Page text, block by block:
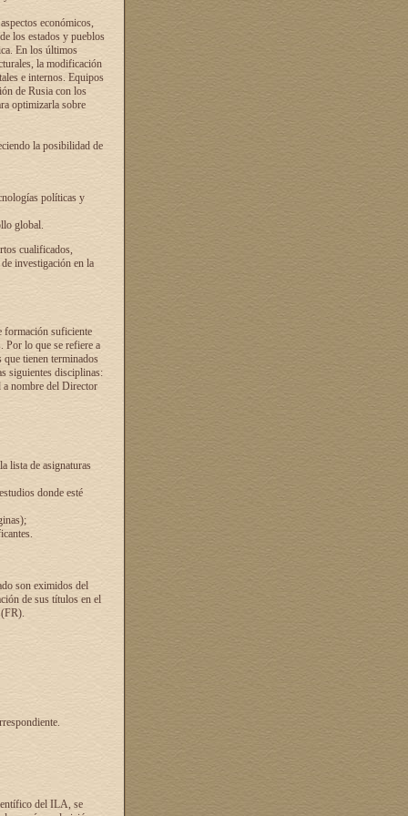
económicos,
los estados y pueblos
En los últimos
la modificación
e internos. Equipos
de Rusia con los
optimizarla sobre
la posibilidad de
políticas y
global.
cualificados,
investigación en la
formación suficiente
Por lo que se refiere a
que tienen terminados
siguientes disciplinas:
a nombre del Director
lista de asignaturas
donde esté
son eximidos del
de sus títulos en el
del ILA, se